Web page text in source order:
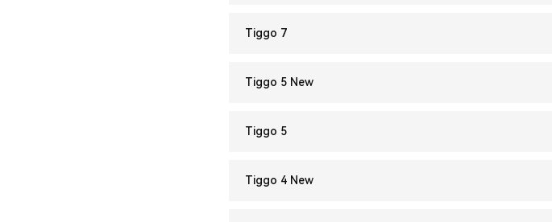
Tiggo 7
Tiggo 5 New
Tiggo 5
Tiggo 4 New